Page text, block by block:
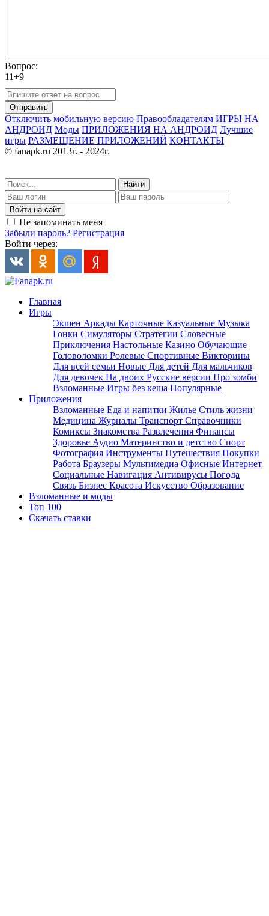
Вопрос:
11+9
Отправить
Отключить мобильную версию Правообладателям ИГРЫ НА
АНДРОИД Моды ПРИЛОЖЕНИЯ НА АНДРОИД Лучшие
игры РАЗМЕЩЕНИЕ ПРИЛОЖЕНИЙ КОНТАКТЫ
© fanapk.ru 2013г. - 2024г.
Найти
Войти на сайт
Не запоминать меня
Забыли пароль? Регистрация
Войти через:
Главная
Игры
Экшен Аркады Карточные Казуальные Музыка
Гонки Симуляторы Стратегии Словесные
Приключения Настольные Казино Обучающие
Головоломки Ролевые Спортивные Викторины
Для всей семьи Новые Для детей Для мальчиков
Для девочек На двоих Русские версии Про зомби
Взломанные Игры без кеша Популярные
Приложения
Взломанные Еда и напитки Жилье Стиль жизни
Медицина Журналы Транспорт Справочники
Комиксы Знакомства Развлечения Финансы
Здоровье Аудио Материнство и детство Спорт
Фотография Инструменты Путешествия Покупки
Работа Браузеры Мультимедиа Офисные Интернет
Социальные Навигация Антивирусы Погода
Связь Бизнес Красота Искусство Образование
Взломанные и моды
Топ 100
Скачать ставки